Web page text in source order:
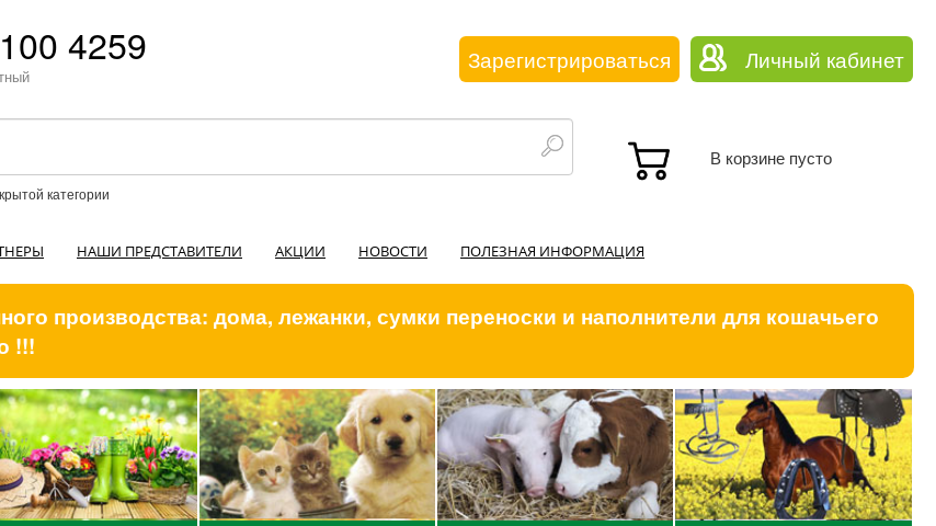
4259 Зарегистрироваться Личный кабинет
категории
В корзине пусто
НАШИ ПРЕДСТАВИТЕЛИ АКЦИИ НОВОСТИ ПОЛЕЗНАЯ ИНФОРМАЦИЯ
производства: дома, лежанки, сумки переноски и наполнители для кошачьего
!!!